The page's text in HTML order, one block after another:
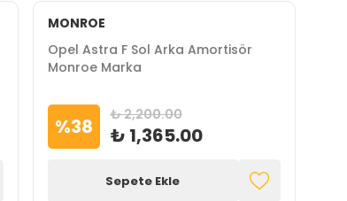
MONROE
Opel Astra F Sol Arka Amortisör
Monroe Marka
%38 ₺ 2,200.00
₺ 1,365.00
Sepete Ekle